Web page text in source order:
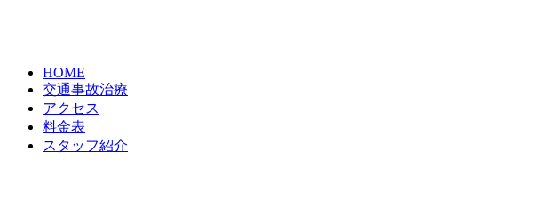
HOME
交通事故治療
アクセス
料金表
スタッフ紹介